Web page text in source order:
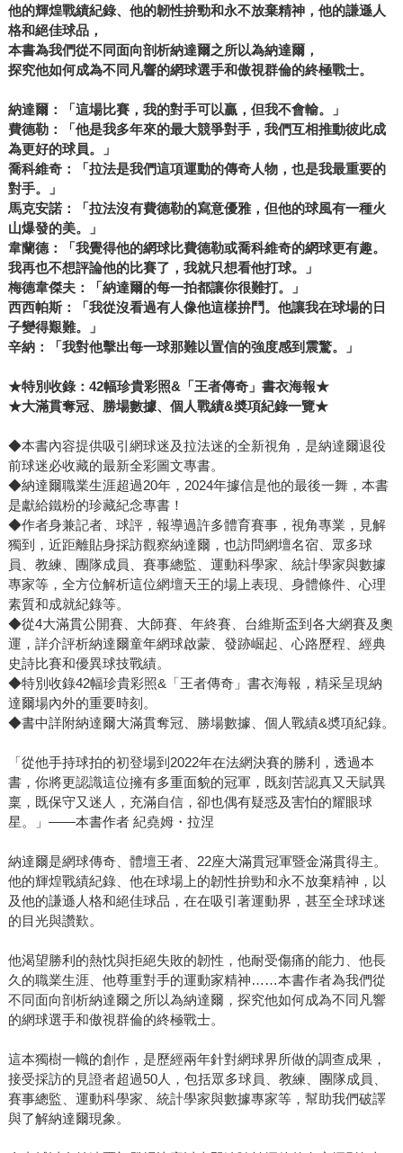
他的輝煌戰績紀錄、他的韌性拚勁和永不放棄精神，他的謙遜人
格和絕佳球品，
本書為我們從不同面向剖析納達爾之所以為納達爾，
探究他如何成為不同凡響的網球選手和傲視群倫的終極戰士。
納達爾：「這場比賽，我的對手可以贏，但我不會輸。」
費德勒：「他是我多年來的最大競爭對手，我們互相推動彼此成
為更好的球員。」
喬科維奇：「拉法是我們這項運動的傳奇人物，也是我最重要的
對手。」
馬克安諾：「拉法沒有費德勒的寫意優雅，但他的球風有一種火
山爆發的美。」
韋蘭德：「我覺得他的網球比費德勒或喬科維奇的網球更有趣。
我再也不想評論他的比賽了，我就只想看他打球。」
梅德韋傑夫：「納達爾的每一拍都讓你很難打。」
西西帕斯：「我從沒看過有人像他這樣拚鬥。他讓我在球場的日
子變得艱難。」
辛納：「我對他擊出每一球那難以置信的強度感到震驚。」
★特別收錄：42幅珍貴彩照&「王者傳奇」書衣海報★
★大滿貫奪冠、勝場數據、個人戰績&奬項紀錄一覽★
◆本書內容提供吸引網球迷及拉法迷的全新視角，是納達爾退役
前球迷必收藏的最新全彩圖文專書。
◆納達爾職業生涯超過20年，2024年據信是他的最後一舞，本書
是獻給鐵粉的珍藏紀念專書！
◆作者身兼記者、球評，報導過許多體育賽事，視角專業，見解
獨到，近距離貼身採訪觀察納達爾，也訪問網壇名宿、眾多球
員、教練、團隊成員、賽事總監、運動科學家、統計學家與數據
專家等，全方位解析這位網壇天王的場上表現、身體條件、心理
素質和成就紀錄等。
◆從4大滿貫公開賽、大師賽、年終賽、台維斯盃到各大網賽及奧
運，詳介評析納達爾童年網球啟蒙、發跡崛起、心路歷程、經典
史詩比賽和優異球技戰績。
◆特別收錄42幅珍貴彩照&「王者傳奇」書衣海報，精采呈現納
達爾場內外的重要時刻。
◆書中詳附納達爾大滿貫奪冠、勝場數據、個人戰績&奬項紀錄。
「從他手持球拍的初登場到2022年在法網決賽的勝利，透過本
書，你將更認識這位擁有多重面貌的冠軍，既刻苦認真又天賦異
稟，既保守又迷人，充滿自信，卻也偶有疑惑及害怕的耀眼球
星。」——本書作者 紀堯姆・拉涅
納達爾是網球傳奇、體壇王者、22座大滿貫冠軍暨金滿貫得主。
他的輝煌戰績紀錄、他在球場上的韌性拚勁和永不放棄精神，以
及他的謙遜人格和絕佳球品，在在吸引著運動界，甚至全球球迷
的目光與讚歎。
他渴望勝利的熱忱與拒絕失敗的韌性，他耐受傷痛的能力、他長
久的職業生涯、他尊重對手的運動家精神……本書作者為我們從
不同面向剖析納達爾之所以為納達爾，探究他如何成為不同凡響
的網球選手和傲視群倫的終極戰士。
這本獨樹一幟的創作，是歷經兩年針對網球界所做的調查成果，
接受採訪的見證者超過50人，包括眾多球員、教練、團隊成員、
賽事總監、運動科學家、統計學家與數據專家等，幫助我們破譯
與了解納達爾現象。